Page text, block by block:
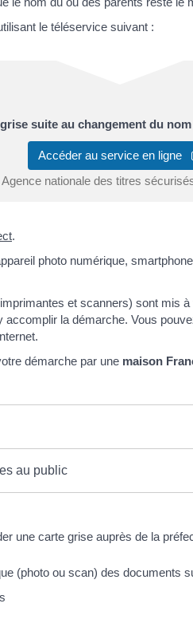
le téléservice suivant :
suite au changement du
Accéder au service en ligne
Agence nationale des titres
.
photo numérique,
et scanners) sont mis
la démarche. Vous
démarche par une maison
au public
une carte grise auprès de la
(photo ou scan) des documents